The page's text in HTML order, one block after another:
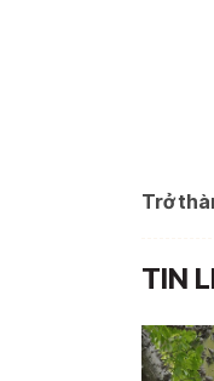
Trở
TIN